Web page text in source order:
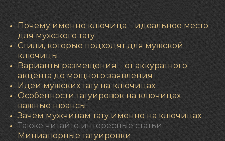
Почему именно ключица – идеальное место
для мужского тату
Стили, которые подходят для мужской
ключицы
Варианты размещения – от аккуратного
акцента до мощного заявления
Идеи мужских тату на ключицах
Особенности татуировок на ключицах –
важные нюансы
Зачем мужчинам тату именно на ключицах
Также читайте интересные статьи:
Миниатюрные татуировки